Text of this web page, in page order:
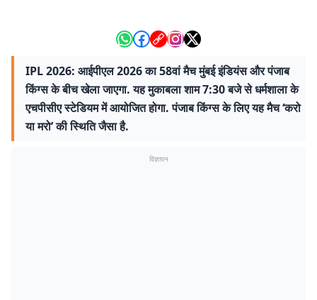
IPL 2026: आईपीएल 2026 का 58वां मैच मुंबई इंडियंस और पंजाब
किंग्स के बीच खेला जाएगा. यह मुकाबला शाम 7:30 बजे से धर्मशाला के
एचपीसीए स्टेडियम में आयोजित होगा. पंजाब किंग्स के लिए यह मैच ‘करो
या मरो’ की स्थिति जैसा है.
विज्ञापन